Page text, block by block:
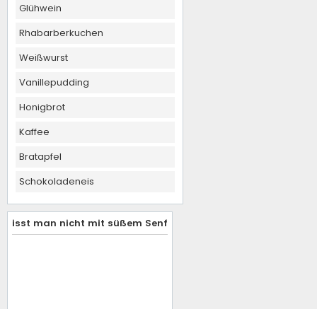
Glühwein
Rhabarberkuchen
Weißwurst
Vanillepudding
Honigbrot
Kaffee
Bratapfel
Schokoladeneis
isst man nicht mit süßem Senf